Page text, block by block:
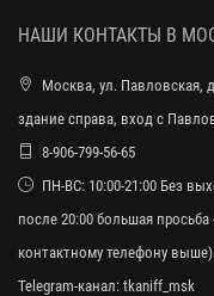
НАШИ КОНТАКТЫ В
Москва, ул. Павловская,
здание справа, вход с
8-906-799-56-65
ПН-ВС: 10:00-21:00 Без
после 20:00 большая
контактному телефону выше)
Telegram-канал: tkaniff_msk